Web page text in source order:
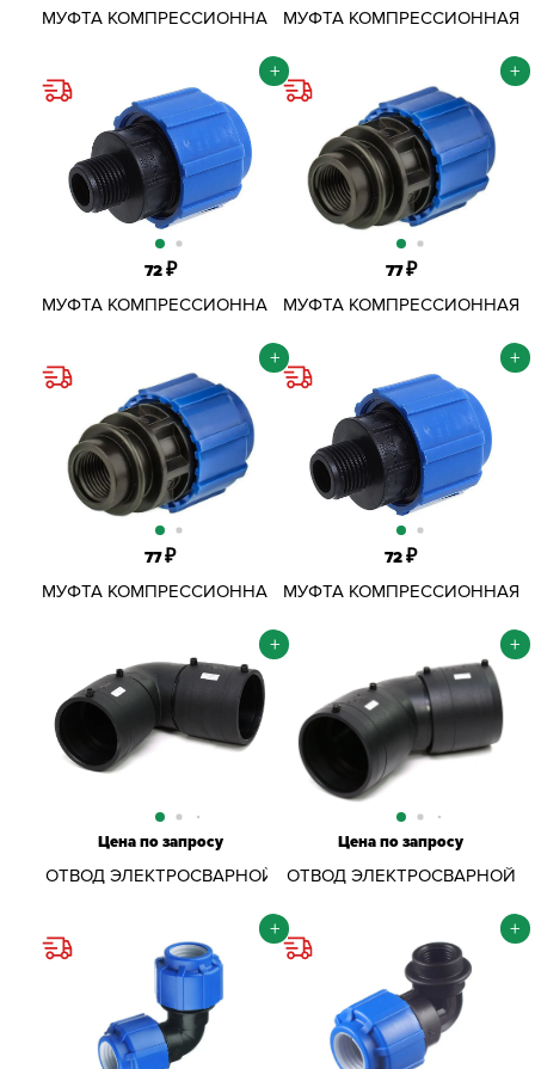
МУФТА КОМПРЕССИОННАЯ
МУФТА КОМПРЕССИОННАЯ
72₽
МУФТА КОМПРЕССИОННАЯ
+
77₽
МУФТА КОМПРЕССИОННАЯ
+
77₽
МУФТА КОМПРЕССИОННАЯ
+
72₽
МУФТА КОМПРЕССИОННАЯ
+
Цена по запросу
ОТВОД ЭЛЕКТРОСВАРНОЙ
+
Цена по запросу
ОТВОД ЭЛЕКТРОСВАРНОЙ
+
+ +